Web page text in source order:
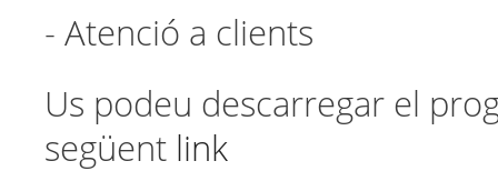
- Atenció a clients
Us podeu descarregar el
següent link